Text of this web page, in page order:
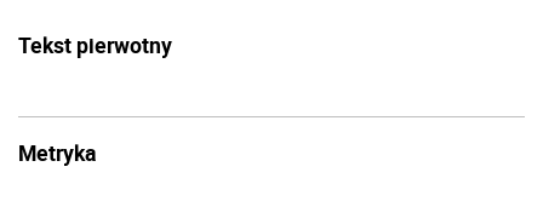
Tekst pierwotny
Metryka